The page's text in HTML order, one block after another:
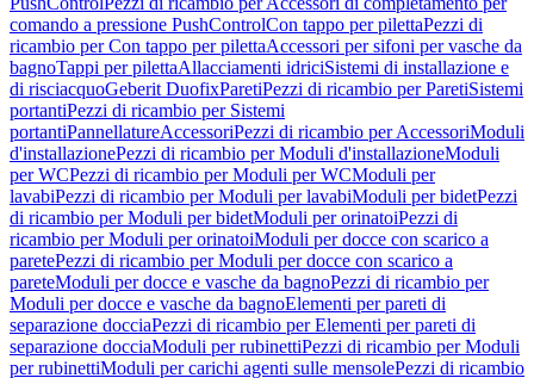
comando a pressione PushControlCon tappo per pilettaPezzi di
ricambio per Con tappo per pilettaAccessori per sifoni per vasche da
bagnoTappi per pilettaAllacciamenti idriciSistemi di installazione e
di risciacquoGeberit DuofixParetiPezzi di ricambio per ParetiSistemi
portantiPezzi di ricambio per Sistemi
portantiPannellatureAccessoriPezzi di ricambio per AccessoriModuli
d'installazionePezzi di ricambio per Moduli d'installazioneModuli
per WCPezzi di ricambio per Moduli per WCModuli per
lavabiPezzi di ricambio per Moduli per lavabiModuli per bidetPezzi
di ricambio per Moduli per bidetModuli per orinatoiPezzi di
ricambio per Moduli per orinatoiModuli per docce con scarico a
paretePezzi di ricambio per Moduli per docce con scarico a
pareteModuli per docce e vasche da bagnoPezzi di ricambio per
Moduli per docce e vasche da bagnoElementi per pareti di
separazione docciaPezzi di ricambio per Elementi per pareti di
separazione docciaModuli per rubinettiPezzi di ricambio per Moduli
per rubinettiModuli per carichi agenti sulle mensolePezzi di ricambio